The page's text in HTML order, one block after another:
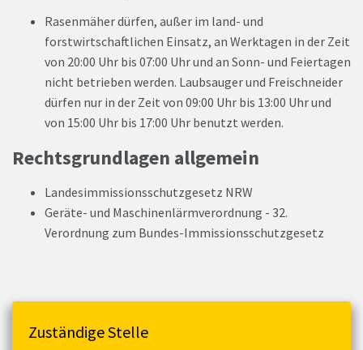
Rasenmäher dürfen, außer im land- und
forstwirtschaftlichen Einsatz, an Werktagen in der Zeit
von 20:00 Uhr bis 07:00 Uhr und an Sonn- und Feiertagen
nicht betrieben werden. Laubsauger und Freischneider
dürfen nur in der Zeit von 09:00 Uhr bis 13:00 Uhr und
von 15:00 Uhr bis 17:00 Uhr benutzt werden.
Rechtsgrundlagen allgemein
Landesimmissionsschutzgesetz NRW
Geräte- und Maschinenlärmverordnung - 32.
Verordnung zum Bundes-Immissionsschutzgesetz
Zuständige Stelle